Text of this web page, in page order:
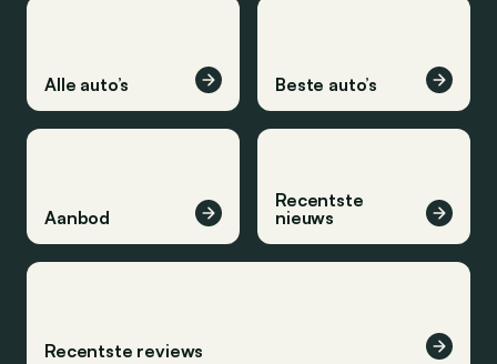
Alle auto’s Beste auto’s
Aanbod
Recentste
nieuws
Recentste reviews